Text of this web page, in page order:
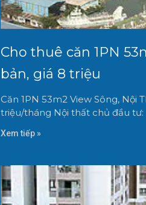
Cho thuê căn 1PN
bản, giá 8 triệu
Căn 1PN 53m2 View Sông, Nội
triệu/tháng Nội thất chủ đầu
Xem tiếp »